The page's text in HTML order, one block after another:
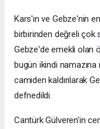
Kars'ın ve Gebze'nin
birbirinden değreli çok
Gebze'de emekli olan
bugün ikindi
camiden kaldırılarak
defnedildi.
Cantürk Gülveren'in